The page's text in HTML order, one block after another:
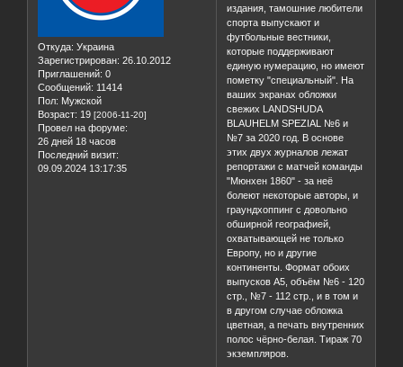
Откуда: Украина
Зарегистрирован: 26.10.2012
Приглашений: 0
Сообщений: 11414
Пол: Мужской
Возраст: 19 [2006-11-20]
Провел на форуме:
26 дней 18 часов
Последний визит:
09.09.2024 13:17:35
издания, тамошние любители
спорта выпускают и
футбольные вестники,
которые поддерживают
единую нумерацию, но имеют
пометку "специальный". На
ваших экранах обложки
свежих LANDSHUDA
BLAUHELM SPEZIAL №6 и
№7 за 2020 год. В основе
этих двух журналов лежат
репортажи с матчей команды
"Мюнхен 1860" - за неё
болеют некоторые авторы, и
граундхоппинг с довольно
обширной географией,
охватывающей не только
Европу, но и другие
континенты. Формат обоих
выпусков А5, объём №6 - 120
стр., №7 - 112 стр., и в том и
в другом случае обложка
цветная, а печать внутренних
полос чёрно-белая. Тираж 70
экземпляров.